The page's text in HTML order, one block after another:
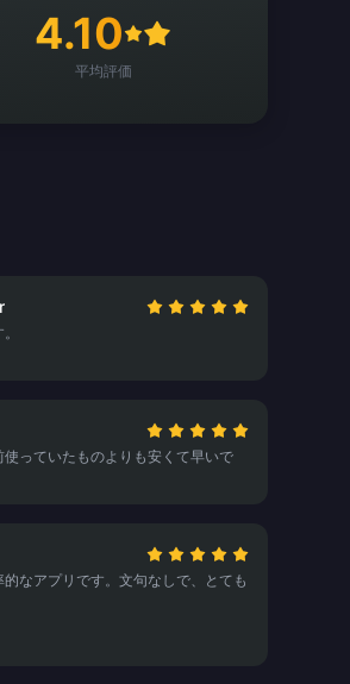
4.10
平均評価
っていたものよりも安くて早いで
なアプリです。文句なしで、とても